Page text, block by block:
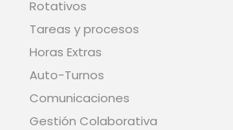
Rotativos
Tareas y procesos
Horas Extras
Auto-Turnos
Comunicaciones
Gestión Colaborativa